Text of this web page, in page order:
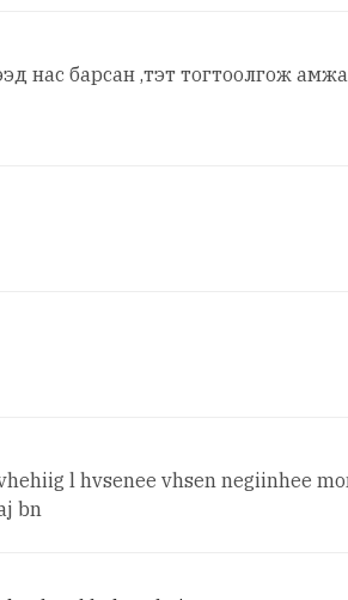
нас барсан ,тэт тогтоолгож
l hvsenee vhsen negiinhee
bn